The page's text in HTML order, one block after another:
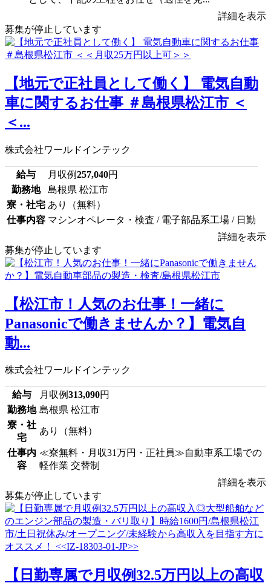
詳細を表示
募集が停止しています
【地元で正社員として働く】 電気自動
車に関するお仕事 ＃島根県松江市 ＜
＜...
株式会社ワールドインテック
給与 月収例257,040円
勤務地
島根県 松江市
寮・社宅 あり（無料）
仕事内容 マシンオペレータ・検査 / 電子部品系工場 / 日勤
詳細を表示
募集が停止しています
【松江市！人気のお仕事！一緒に
Panasonicで働きませんか？】電気自
動...
株式会社ワールドインテック
給与 月収例313,090円
勤務地 島根県 松江市
寮・社
宅
あり（無料）
仕事内
容
≪寮無料・月収31万円・正社員≫自動車系工場での
軽作業 交替制
詳細を表示
募集が停止しています
【日勤専属で月収例32.5万円以上の高収